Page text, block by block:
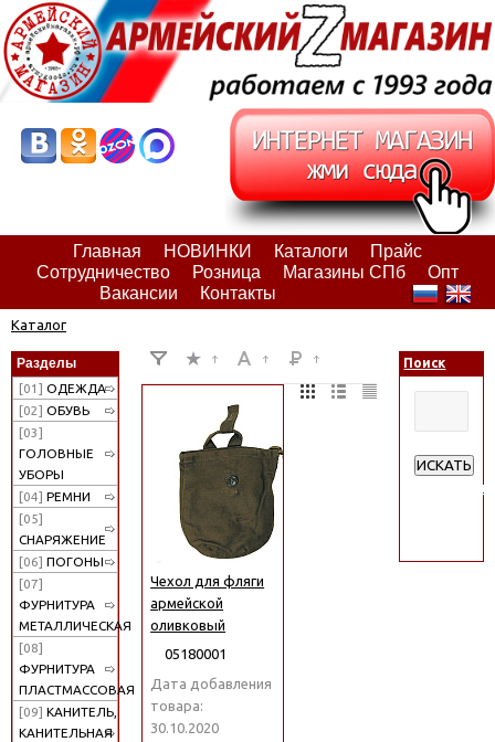
Главная НОВИНКИ Каталоги
Прайс
Сотрудничество
Розница Магазины СПб
Опт
Вакансии
Контакты
Каталог
Разделы
[01] ОДЕЖДА
[02] ОБУВЬ
[03]
ГОЛОВНЫЕ
УБОРЫ
[04] РЕМНИ
[05]
СНАРЯЖЕНИЕ
[06] ПОГОНЫ
[07]
ФУРНИТУРА
МЕТАЛЛИЧЕСКАЯ
[08]
ФУРНИТУРА
ПЛАСТМАССОВАЯ
[09] КАНИТЕЛЬ,
КАНИТЕЛЬНАЯ
Чехол для фляги
армейской
оливковый
05180001
Дата добавления
товара:
30.10.2020
Поиск
ИСКАТЬ